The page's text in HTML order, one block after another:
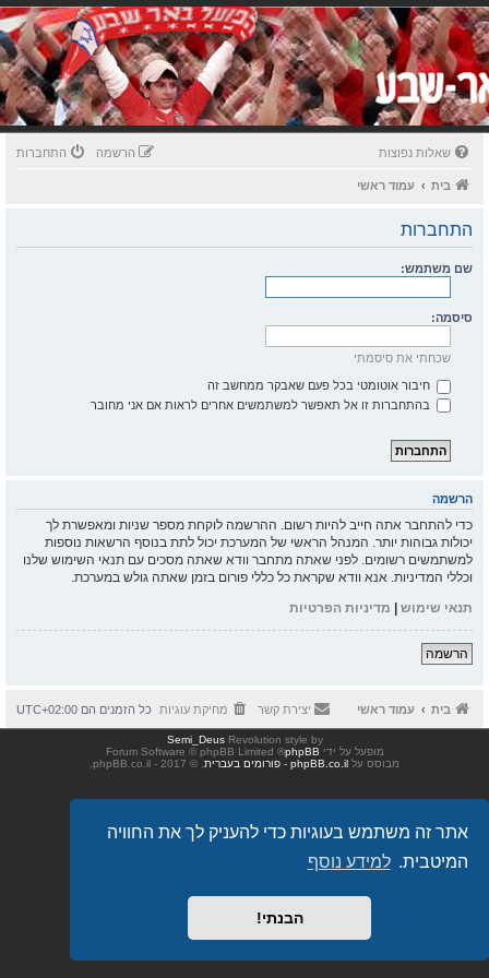
אתר זה משתמש בעוגיות כדי להעניק לך את החוויה
המיטבית. למידע נוסף
הבנתי!
שאלות נפוצות התחברות הרשמה
בית עמוד ראשי
התחברות
שם משתמש:
סיסמה:
שכחתי את סיסמתי
חיבור אוטומטי בכל פעם שאבקר ממחשב זה
בהתחברות זו אל תאפשר למשתמשים אחרים לראות אם אני מחובר
הרשמה
כדי להתחבר אתה חייב להיות רשום. ההרשמה לוקחת מספר שניות ומאפשרת לך
יכולות גבוהות יותר. המנהל הראשי של המערכת יכול לתת בנוסף הרשאות נוספות
למשתמשים רשומים. לפני שאתה מתחבר וודא שאתה מסכים עם תנאי השימוש שלנו
וכללי המדיניות. אנא וודא שקראת כל כללי פורום בזמן שאתה גולש במערכת.
תנאי שימוש | מדיניות הפרטיות
הרשמה
בית עמוד ראשי כל הזמנים הם UTC+02:00 מחיקת עוגיות יצירת קשר
Revolution style by
Semi_Deus
מופעל על ידי phpBB
® Forum Software © phpBB Limited
מבוסס על phpBB.co.il - פורומים בעברית . © 2017 - phpBB.co.il.